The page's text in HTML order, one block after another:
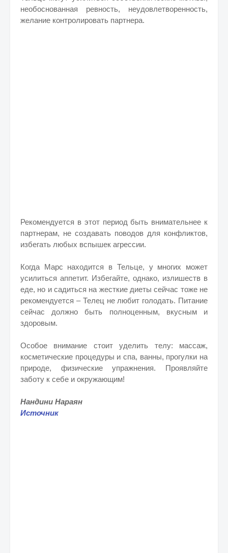
необоснованная ревность, неудовлетворенность,
желание контролировать партнера.
Рекомендуется в этот период быть внимательнее к
партнерам, не создавать поводов для конфликтов,
избегать любых вспышек агрессии.
Когда Марс находится в Тельце, у многих может
усилиться аппетит. Избегайте, однако, излишеств в
еде, но и садиться на жесткие диеты сейчас тоже не
рекомендуется – Телец не любит голодать. Питание
сейчас должно быть полноценным, вкусным и
здоровым.
Особое внимание стоит уделить телу: массаж,
косметические процедуры и спа, ванны, прогулки на
природе, физические упражнения. Проявляйте
заботу к себе и окружающим!
Нандини Нараян
Источник